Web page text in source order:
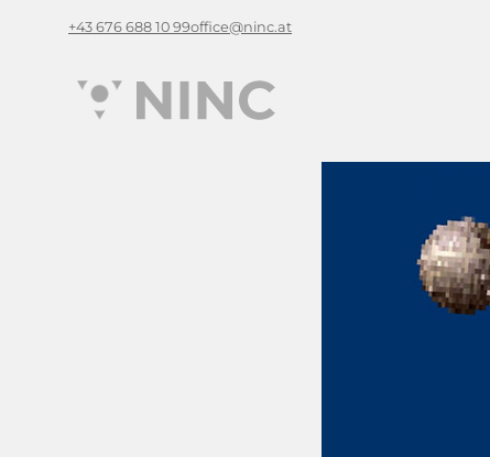
+43 676 688 10 99office@ninc.at